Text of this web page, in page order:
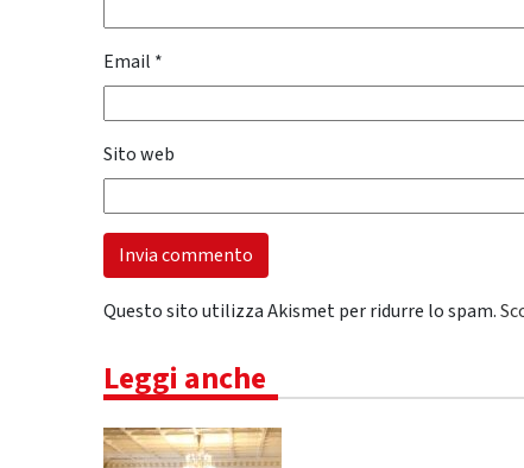
Email *
Sito web
Questo sito utilizza Akismet per ridurre lo spam.
Leggi anche